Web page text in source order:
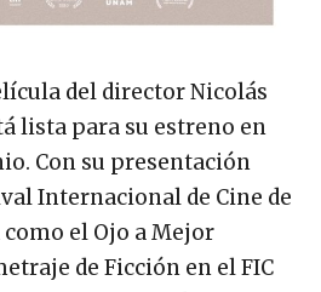
del director Nicolás
lista para su estreno en
Con su presentación
Internacional de Cine de
el Ojo a Mejor
de Ficción en el FIC